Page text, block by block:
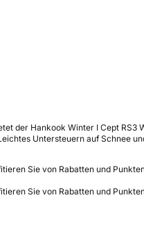
der Hankook Winter I Cept
Untersteuern auf Schnee
Sie von Rabatten und
Sie von Rabatten und